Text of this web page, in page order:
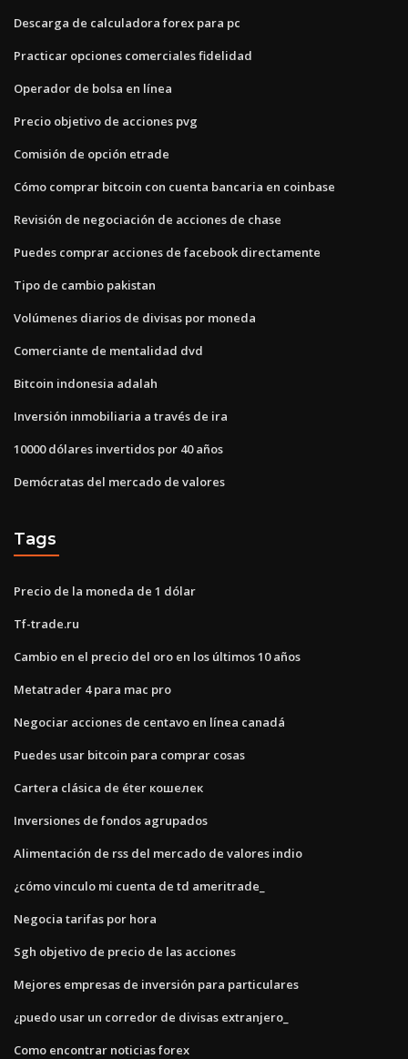
Descarga de calculadora forex para pc
Practicar opciones comerciales fidelidad
Operador de bolsa en línea
Precio objetivo de acciones pvg
Comisión de opción etrade
Cómo comprar bitcoin con cuenta bancaria en coinbase
Revisión de negociación de acciones de chase
Puedes comprar acciones de facebook directamente
Tipo de cambio pakistan
Volúmenes diarios de divisas por moneda
Comerciante de mentalidad dvd
Bitcoin indonesia adalah
Inversión inmobiliaria a través de ira
10000 dólares invertidos por 40 años
Demócratas del mercado de valores
Tags
Precio de la moneda de 1 dólar
Tf-trade.ru
Cambio en el precio del oro en los últimos 10 años
Metatrader 4 para mac pro
Negociar acciones de centavo en línea canadá
Puedes usar bitcoin para comprar cosas
Cartera clásica de éter кошелек
Inversiones de fondos agrupados
Alimentación de rss del mercado de valores indio
¿cómo vinculo mi cuenta de td ameritrade_
Negocia tarifas por hora
Sgh objetivo de precio de las acciones
Mejores empresas de inversión para particulares
¿puedo usar un corredor de divisas extranjero_
Como encontrar noticias forex